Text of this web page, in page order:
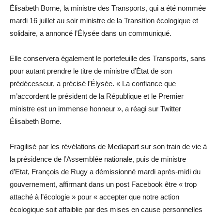
Élisabeth Borne, la ministre des Transports, qui a été nommée
mardi 16 juillet au soir ministre de la Transition écologique et
solidaire, a annoncé l’Élysée dans un communiqué.
Elle conservera également le portefeuille des Transports, sans
pour autant prendre le titre de ministre d’État de son
prédécesseur, a précisé l’Élysée. « La confiance que
m’accordent le président de la République et le Premier
ministre est un immense honneur », a réagi sur Twitter
Élisabeth Borne.
Fragilisé par les révélations de Mediapart sur son train de vie à
la présidence de l’Assemblée nationale, puis de ministre
d’Etat, François de Rugy a démissionné mardi après-midi du
gouvernement, affirmant dans un post Facebook être « trop
attaché à l’écologie » pour « accepter que notre action
écologique soit affaiblie par des mises en cause personnelles